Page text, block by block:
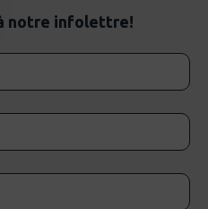
notre infolettre!